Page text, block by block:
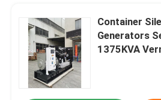
Video's
Ongeveer ons
Container
Generators
1375KVA